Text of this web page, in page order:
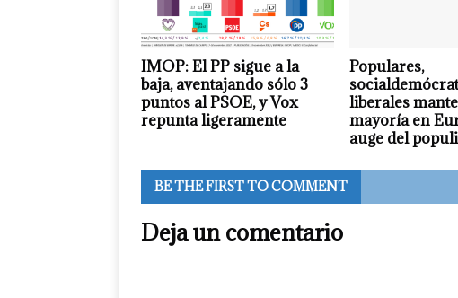
IMOP: El PP sigue a la
baja, aventajando sólo 3
puntos al PSOE, y Vox
repunta ligeramente
Populares,
liberales
mayoría en
auge del
BE THE FIRST TO COMMENT
Deja un comentario